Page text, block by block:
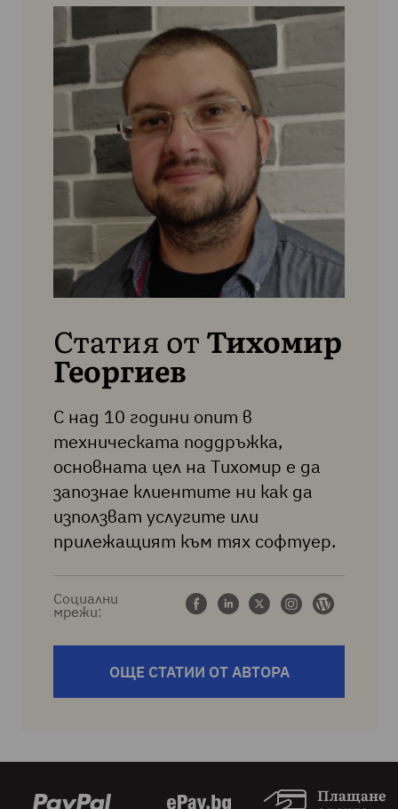
Статия от Тихомир
Георгиев
С над 10 години опит в
техническата поддръжка,
основната цел на Тихомир е да
запознае клиентите ни как да
използват услугите или
прилежащият към тях софтуер.
Социални
мрежи:
ОЩЕ СТАТИИ ОТ АВТОРА
Плащане